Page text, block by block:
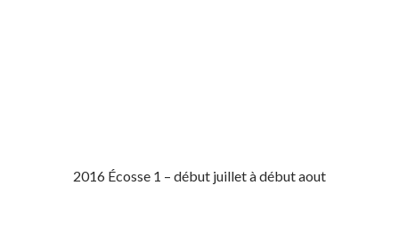
2016 Écosse 1 – début juillet à début aout